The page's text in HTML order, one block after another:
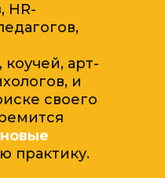
HR-
арт-
и
своего
практику.